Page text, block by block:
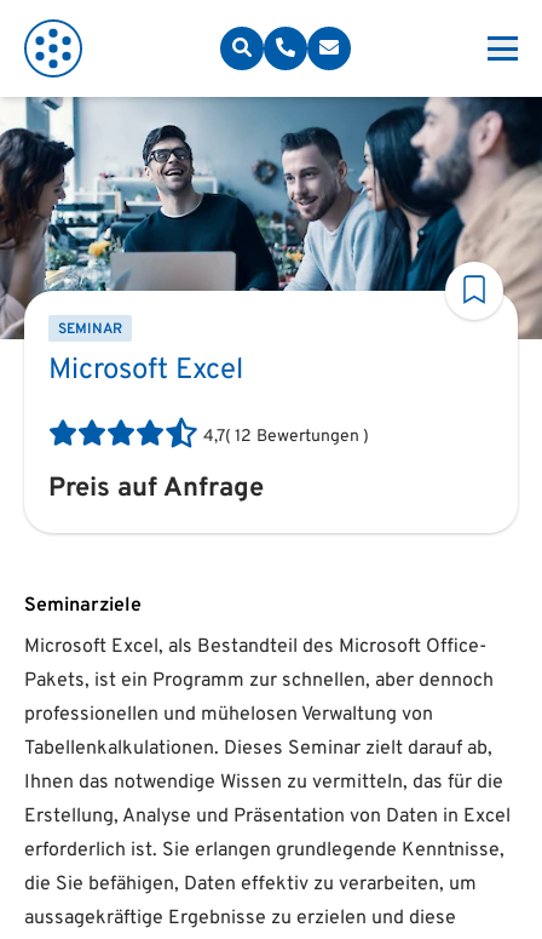
SEMINAR
Microsoft Excel
4,7( 12 Bewertungen )
Preis auf Anfrage
Seminarziele
Microsoft Excel, als Bestandteil des Microsoft Office-
Pakets, ist ein Programm zur schnellen, aber dennoch
professionellen und mühelosen Verwaltung von
Tabellenkalkulationen. Dieses Seminar zielt darauf ab,
Ihnen das notwendige Wissen zu vermitteln, das für die
Erstellung, Analyse und Präsentation von Daten in Excel
erforderlich ist. Sie erlangen grundlegende Kenntnisse,
die Sie befähigen, Daten effektiv zu verarbeiten, um
aussagekräftige Ergebnisse zu erzielen und diese